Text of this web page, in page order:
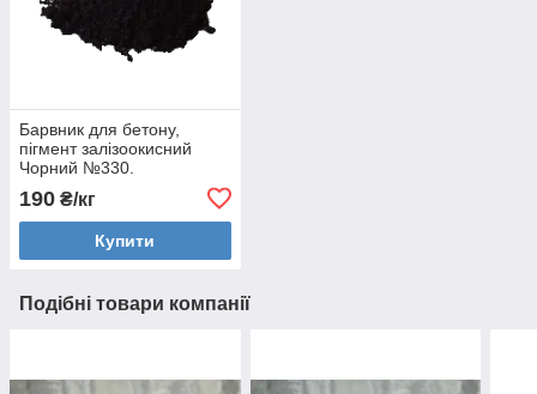
Барвник для бетону,
пігмент залізоокисний
Чорний №330.
190 ₴/кг
Купити
Подібні товари компанії